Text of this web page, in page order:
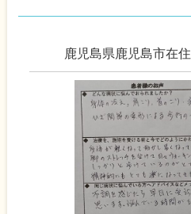
鹿児島県鹿児島市在